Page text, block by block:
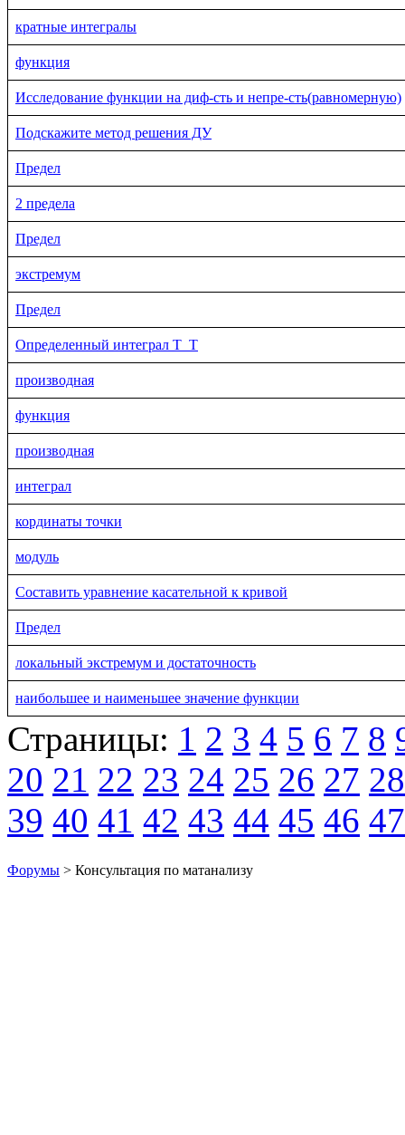
кратные интегралы
функция
Исследование функции на диф-сть и непре-сть(равномерную)
Подскажите метод решения ДУ
Предел
2 предела
Предел
экстремум
Предел
Определенный интеграл Т_Т
производная
функция
производная
интеграл
кординаты точки
модуль
Составить уравнение касательной к кривой
Предел
локальный экстремум и достаточность
наибольшее и наименьшее значение функции
Страницы: 1 2 3 4 5 6 7 8
20 21 22 23 24 25 26 27 28
39 40 41 42 43 44 45 46 47
Форумы > Консультация по матанализу